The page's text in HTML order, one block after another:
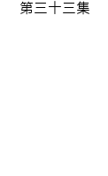
第三十三集